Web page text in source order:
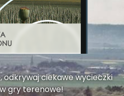
odkrywaj ciekawe wycieczki
gry terenowe!